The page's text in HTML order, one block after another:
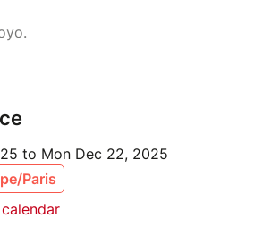
to Mon Dec 22, 2025
Paris